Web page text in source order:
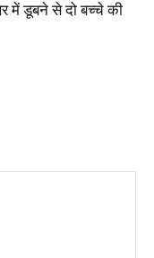
में डूबने से दो बच्चे की